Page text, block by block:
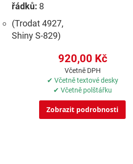
řádků: 8
(Trodat 4927,
Shiny S-829)
920,00 Kč
Včetně DPH
✔ Včetně textové desky
✔ Včetně polštářku
Zobrazit podrobnosti